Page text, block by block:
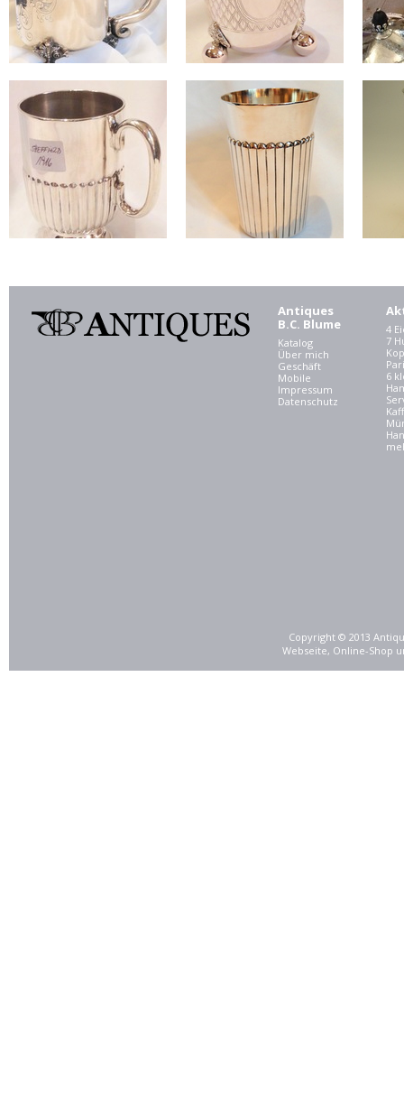
Antiques
B.C. Blume
Katalog
Über mich
Geschäft
Mobile
Impressum
Datenschutz
4
7
6
Copyright © 2013
Webseite, Online-Shop